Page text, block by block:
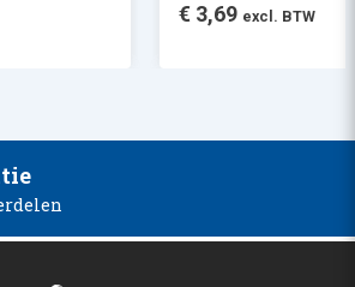
€ 3,69 excl. BTW